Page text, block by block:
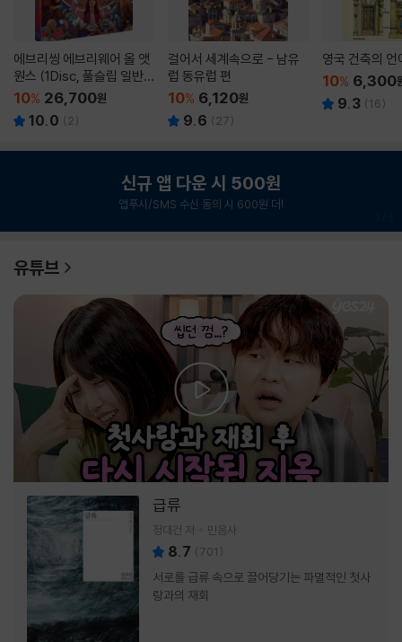
에브리씽 에브리웨어 올 앳
원스 (1Disc, 풀슬립 일반
판) : 블루레이
10% 26,700원
10.0 ( 2)
걸어서 세계속으로 - 남유
럽 동유럽 편
10% 6,120원
9.6 ( 27)
영국 건축의 언
10% 6,300
9.3 (16)
신규 앱 다운 시 500원
앱푸시/SMS 수신 동의 시 600원 더!
유튜브
급류
정대건 저 민음사
8.7 (701 )
서로를 급류 속으로 끌어당기는 파멸적인 첫사
랑과의 재회